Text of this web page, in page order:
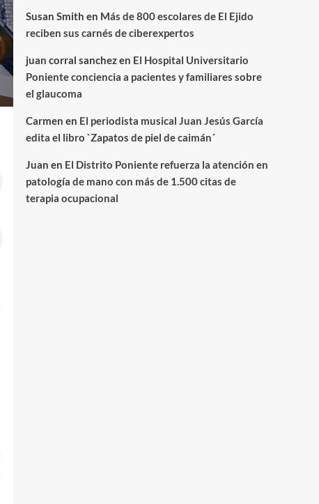
Susan Smith en Más de 800 escolares de El Ejido
reciben sus carnés de ciberexpertos
juan corral sanchezen El Hospital Universitario
Poniente conciencia a pacientes y familiares sobre
el glaucoma
Carmen en El periodista musical Juan Jesús García
edita el libro `Zapatos de piel de caimán´
Juan en El Distrito Poniente refuerza la atención en
patología de mano con más de 1.500 citas de
terapia ocupacional